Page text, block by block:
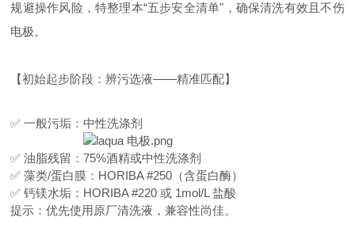
规避操作风险，特整理本“五步安全清单"，确保清洗有效且不伤
电极。
【初始起步阶段 ：辨污选液——精准匹配】
✅ 一般污垢：中性洗涤剂
✅ 油脂残留：75%酒精或中性洗涤剂
✅ 藻类/蛋白膜： HORIBA #250 （含蛋白酶）
✅ 钙镁水垢： HORIBA #220 或 1mol/L盐酸
提示：优先使用原厂清洗液，兼容性尚佳。